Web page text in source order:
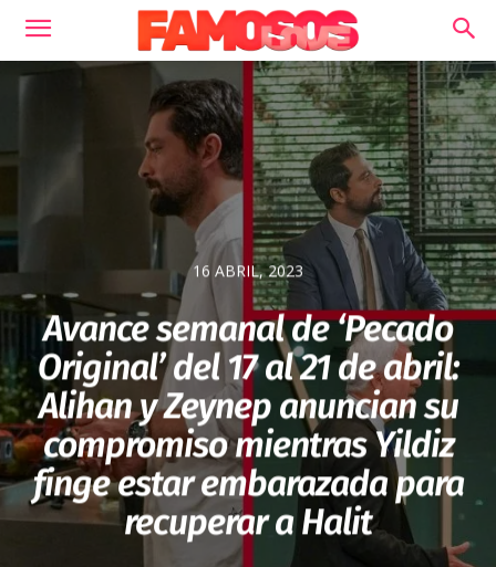
16 ABRIL, 2023
Avance semanal de ‘Pecado
Original’ del 17 al 21 de abril:
Alihan y Zeynep anuncian su
compromiso mientras Yildiz
finge estar embarazada para
recuperar a Halit